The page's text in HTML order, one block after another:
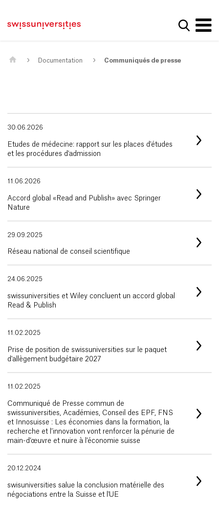
Main Navigation
Contenu
Méta-navigation
Afficher
Documentation Communiqués de presse
30.06.2026
Etudes de médecine: rapport sur les places d'études
et les procédures d'admission
11.06.2026
Accord global «Read and Publish» avec Springer
Nature
29.09.2025
Réseau national de conseil scientifique
24.06.2025
swissuniversities et Wiley concluent un accord global
Read & Publish
11.02.2025
Prise de position de swissuniversities sur le paquet
d'allègement budgétaire 2027
11.02.2025
Communiqué de Presse commun de
swissuniversities, Académies, Conseil des EPF, FNS
et Innosuisse : Les économies dans la formation, la
recherche et l’innovation vont renforcer la pénurie de
main-d’œuvre et nuire à l’économie suisse
20.12.2024
swisuniversities salue la conclusion matérielle des
négociations entre la Suisse et l'UE